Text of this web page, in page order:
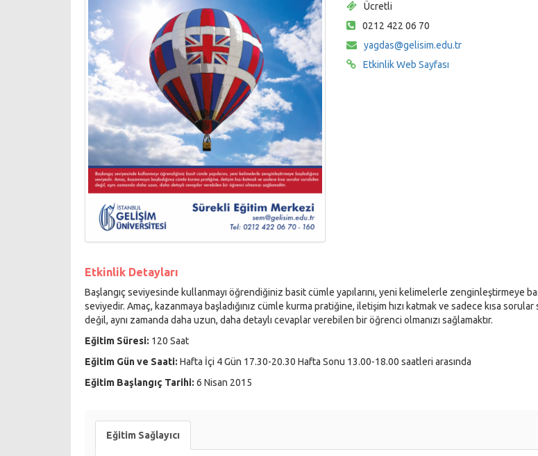
Ücretli
0212 422 06 70
yagdas@gelisim.edu.tr
Etkinlik Web Sayfası
Etkinlik Detayları
Başlangıç seviyesinde kullanmayı öğrendiğiniz basit cümle yapılarını, yeni kelimelerle zenginleştirmeye
seviyedir. Amaç, kazanmaya başladığınız cümle kurma pratiğine, iletişim hızı katmak ve sadece kısa
değil, aynı zamanda daha uzun, daha detaylı cevaplar verebilen bir öğrenci olmanızı sağlamaktır.
Eğitim Süresi: 120 Saat
Eğitim Gün ve Saati: Hafta İçi 4 Gün 17.30-20.30 Hafta Sonu 13.00-18.00 saatleri arasında
Eğitim Başlangıç Tarihi: 6 Nisan 2015
Eğitim Sağlayıcı